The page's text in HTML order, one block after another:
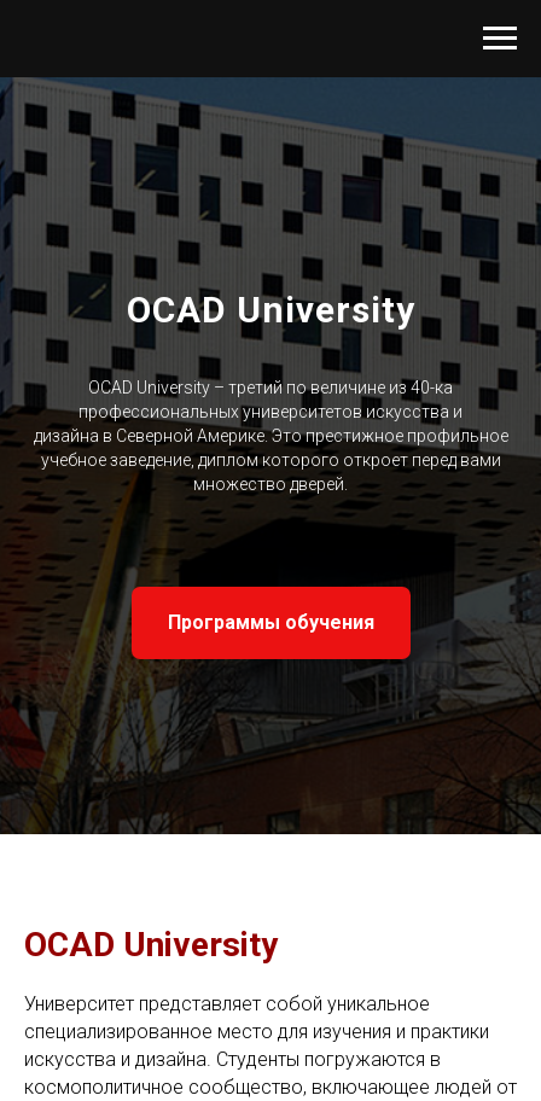
OCAD University
OCAD University – третий по величине из 40-ка
профессиональных университетов искусства и
дизайна в Северной Америке. Это престижное профильное
учебное заведение, диплом которого откроет перед вами
множество дверей.
Программы обучения
OCAD University
Университет представляет собой уникальное
специализированное место для изучения и практики
искусства и дизайна. Студенты погружаются в
космополитичное сообщество, включающее людей от